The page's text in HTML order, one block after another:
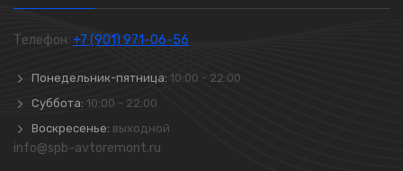
Телефон: +7 (901) 971-06-56
Понедельник-пятница: 10:00 - 22:00
Суббота: 10:00 - 22:00
Воскресенье: выходной
info@spb-avtoremont.ru